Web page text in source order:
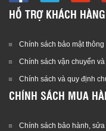
HỖ TRỢ KHÁCH HÀNG
Chính sách bảo mật thông
Chính sách vận chuyển
Chính sách và quy định
CHÍNH SÁCH MUA
Chính sách bảo hành,